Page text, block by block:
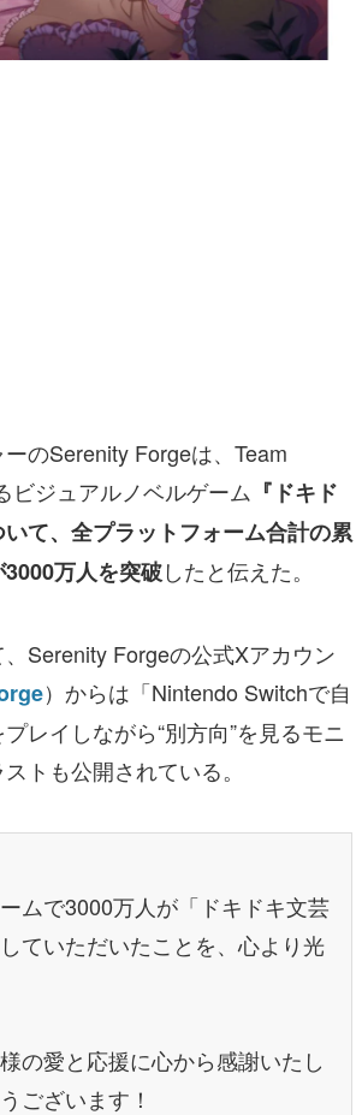
ゲームは面白い？
発者・hamatsu氏がゲームの魅力を画面や操作の
形から解き明かしていく、硬派で骨太な評論連載
とは？
のSerenity Forgeは、Team
ビジュアルノベルゲーム 『ドキド
て、全プラットフォーム合計の累
万人を突破したと伝えた。
Serenity Forgeの公式Xアカウン
）からは「Nintendo Switchで自
レイしながら“別方向”を見るモニ
トも公開されている。
ムで3000万人が「ドキドキ文芸
ていただいたことを、心より光
の愛と応援に心から感謝いたし
ございます！